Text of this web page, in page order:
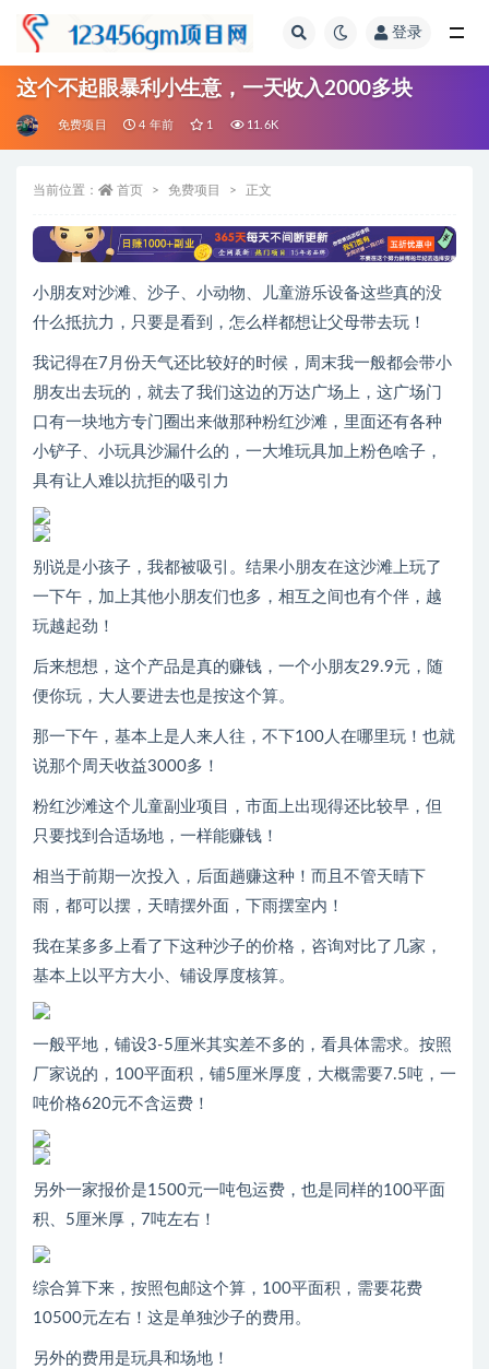
登录
这个不起眼暴利小生意，一天收入2000多块
免费项目 4 年前 1 11.6K
当前位置： 首页 免费项目 正文
小朋友对沙滩、沙子、小动物、儿童游乐设备这些真的没
什么抵抗力，只要是看到，怎么样都想让父母带去玩！
我记得在7月份天气还比较好的时候，周末我一般都会带小
朋友出去玩的，就去了我们这边的万达广场上，这广场门
口有一块地方专门圈出来做那种粉红沙滩，里面还有各种
小铲子、小玩具沙漏什么的，一大堆玩具加上粉色啥子，
具有让人难以抗拒的吸引力
别说是小孩子，我都被吸引。结果小朋友在这沙滩上玩了
一下午，加上其他小朋友们也多，相互之间也有个伴，越
玩越起劲！
后来想想，这个产品是真的赚钱，一个小朋友29.9元，随
便你玩，大人要进去也是按这个算。
那一下午，基本上是人来人往，不下100人在哪里玩！也就
说那个周天收益3000多！
粉红沙滩这个儿童副业项目，市面上出现得还比较早，但
只要找到合适场地，一样能赚钱！
相当于前期一次投入，后面趟赚这种！而且不管天晴下
雨，都可以摆，天晴摆外面，下雨摆室内！
我在某多多上看了下这种沙子的价格，咨询对比了几家，
基本上以平方大小、铺设厚度核算。
一般平地，铺设3-5厘米其实差不多的，看具体需求。按照
厂家说的，100平面积，铺5厘米厚度，大概需要7.5吨，一
吨价格620元不含运费！
另外一家报价是1500元一吨包运费，也是同样的100平面
积、5厘米厚，7吨左右！
综合算下来，按照包邮这个算，100平面积，需要花费
10500元左右！这是单独沙子的费用。
另外的费用是玩具和场地！